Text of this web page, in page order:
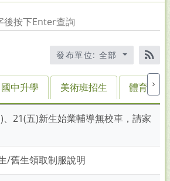
入
標
關
發布單位: 全部
RSS
國中升學 美術班招生 體育班招
21(五)新生始業輔導無校車，請家
/舊生領取制服說明